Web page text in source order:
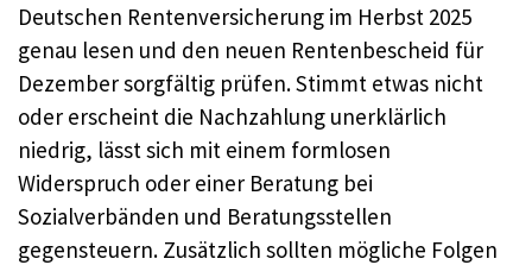
Deutschen Rentenversicherung im Herbst 2025
genau lesen und den neuen Rentenbescheid für
Dezember sorgfältig prüfen. Stimmt etwas nicht
oder erscheint die Nachzahlung unerklärlich
niedrig, lässt sich mit einem formlosen
Widerspruch oder einer Beratung bei
Sozialverbänden und Beratungsstellen
gegensteuern. Zusätzlich sollten mögliche Folgen